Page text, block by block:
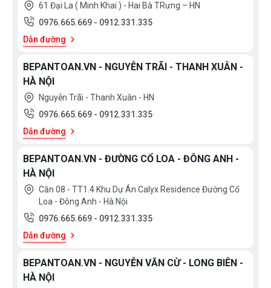
61 Đại La ( Minh Khai ) - Hai Bà TRưng – HN
0976.665.669 - 0912.331.335
Dẫn đường
BEPANTOAN.VN - NGUYỄN TRÃI - THANH XUÂN -
HÀ NỘI
Nguyễn Trãi - Thanh Xuân - HN
0976.665.669 - 0912.331.335
Dẫn đường
BEPANTOAN.VN - ĐƯỜNG CỔ LOA - ĐÔNG ANH -
HÀ NỘI
Căn 08 - TT1.4 Khu Dự Án Calyx Residence Đường Cổ
Loa - Đông Anh - Hà Nội
0976.665.669 - 0912.331.335
Dẫn đường
BEPANTOAN.VN - NGUYỄN VĂN CỪ - LONG BIÊN -
HÀ NỘI